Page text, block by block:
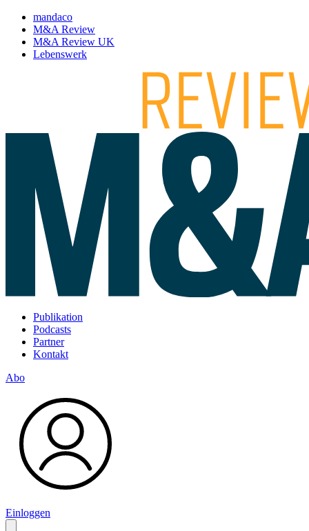
mandaco
M&A Review
M&A Review UK
Lebenswerk
Publikation
Podcasts
Partner
Kontakt
Abo
Einloggen